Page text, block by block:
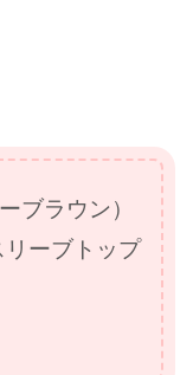
ブラウン）
ーブトップ